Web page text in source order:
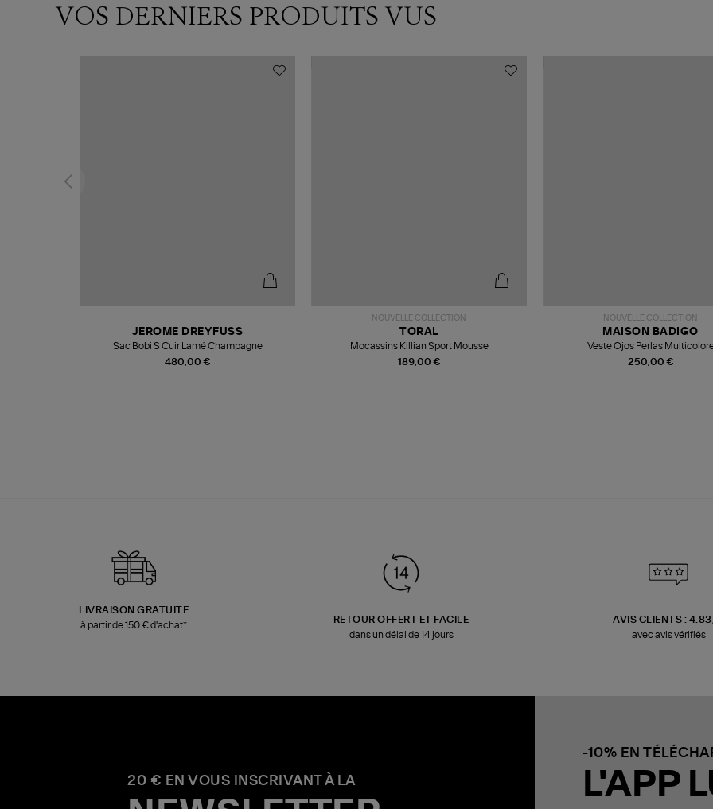
VOS DERNIERS PRODUITS VUS
480,00 €
JEROME DREYFUSS
Sac Bobi S Cuir Lamé Champagne
NOUVELLE COLLECTION
189,00 €
TORAL
Mocassins Killian Sport Mousse
NOUVELLE COLLECTION
250,00 €
MAISON BADIGO
Veste Ojos Perlas
LIVRAISON GRATUITE
à partir de 150 € d'achat*
RETOUR OFFERT ET FACILE
dans un délai de 14 jours
AVIS CLIENTS :
avec avis vérifiés
20 € EN VOUS INSCRIVANT À LA
-10% EN
L'APP